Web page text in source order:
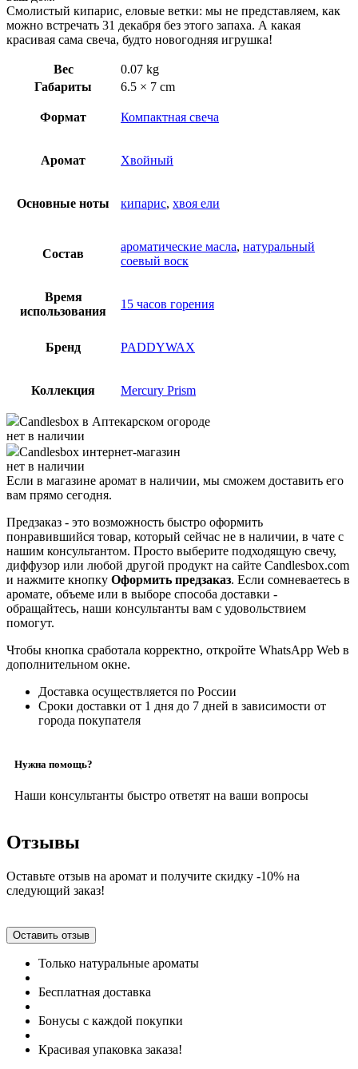
Смолистый кипарис, еловые ветки: мы не представляем, как
можно встречать 31 декабря без этого запаха. А какая
красивая сама свеча, будто новогодняя игрушка!
Вес
0.07 kg
Габариты
6.5 × 7 cm
Формат Компактная свеча
Аромат Хвойный
Основные ноты кипарис, хвоя ели
Состав
ароматические масла, натуральный
соевый воск
Время
использования
15 часов горения
Бренд PADDYWAX
Коллекция Mercury Prism
Candlesbox в Аптекарском огороде
нет в наличии
Candlesbox интернет-магазин
нет в наличии
Если в магазине аромат в наличии, мы сможем доставить его
вам прямо сегодня.
Предзаказ - это возможность быстро оформить
понравившийся товар, который сейчас не в наличии, в чате с
нашим консультантом. Просто выберите подходящую свечу,
диффузор или любой другой продукт на сайте Candlesbox.com
и нажмите кнопку Оформить предзаказ. Если сомневаетесь в
аромате, объеме или в выборе способа доставки -
обращайтесь, наши консультанты вам с удовольствием
помогут.
Чтобы кнопка сработала корректно, откройте WhatsApp Web в
дополнительном окне.
Доставка осуществляется по России
Сроки доставки от 1 дня до 7 дней в зависимости от
города покупателя
Нужна помощь?
Наши консультанты быстро ответят на ваши вопросы
Отзывы
Оставьте отзыв на аромат и получите скидку -10% на
следующий заказ!
Оставить отзыв
Только натуральные ароматы
Бесплатная доставка
Бонусы с каждой покупки
Красивая упаковка заказа!